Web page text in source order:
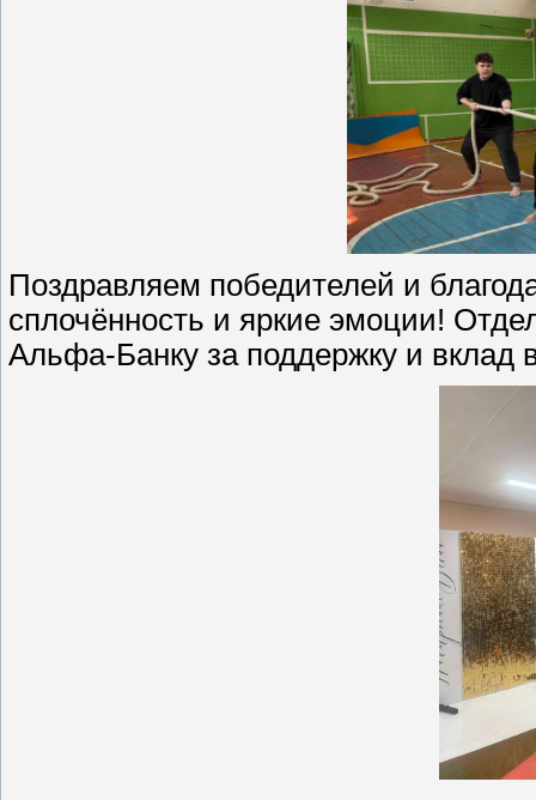
Поздравляем победителей и
сплочённость и яркие эмоции!
Альфа-Банку за поддержку и вклад